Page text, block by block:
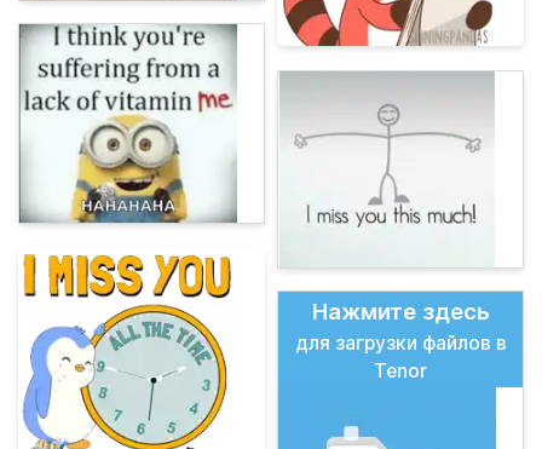
Нажмите здесь
для загрузки файлов в
Tenor